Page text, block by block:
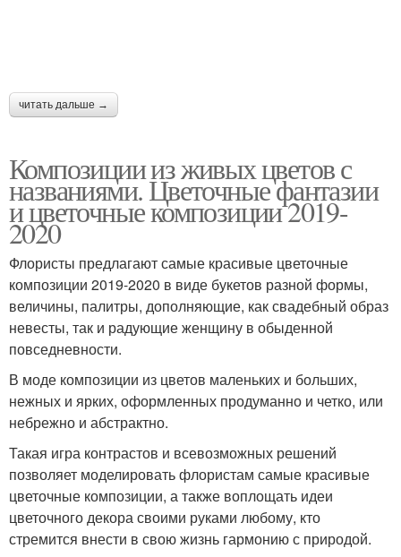
читать дальше →
Композиции из живых цветов с
названиями. Цветочные фантазии
и цветочные композиции 2019-
2020
Флористы предлагают самые красивые цветочные
композиции 2019-2020 в виде букетов разной формы,
величины, палитры, дополняющие, как свадебный образ
невесты, так и радующие женщину в обыденной
повседневности.
В моде композиции из цветов маленьких и больших,
нежных и ярких, оформленных продуманно и четко, или
небрежно и абстрактно.
Такая игра контрастов и всевозможных решений
позволяет моделировать флористам самые красивые
цветочные композиции, а также воплощать идеи
цветочного декора своими руками любому, кто
стремится внести в свою жизнь гармонию с природой.